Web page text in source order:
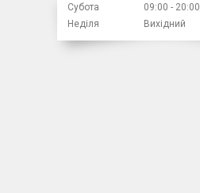
Субота
09:00
20:00
Неділя
Вихідний